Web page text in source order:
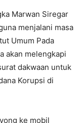
Marwan Siregar
menjalani masa
Umum Pada
akan melengkapi
dakwaan untuk
Korupsi di
ke mobil